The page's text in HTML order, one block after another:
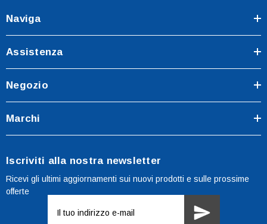
Naviga
Assistenza
Negozio
Marchi
Iscriviti alla nostra newsletter
Ricevi gli ultimi aggiornamenti sui nuovi prodotti e sulle prossime
offerte